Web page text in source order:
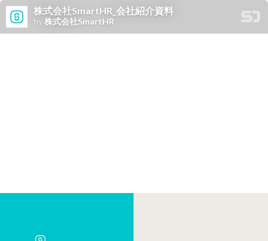
株式会社SmartHR_会社紹介資料
by株式会社SmartHR